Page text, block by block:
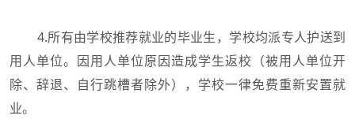
4.所有由学校推荐就业的毕业生，学校均派专人护送到
用人单位。因用人单位原因造成学生返校（被用人单位开
除、辞退、自行跳槽者除外），学校一律免费重新安置就
业。